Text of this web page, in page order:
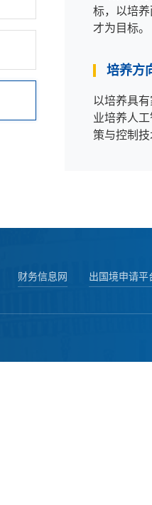
标，以培
才为目标。
培养方
以培养具
业培养人
策与控制
财务信息网 出国境申请平